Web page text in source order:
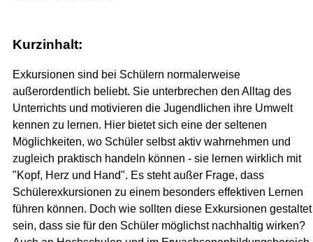
Kurzinhalt:
Exkursionen sind bei Schülern normalerweise
außerordentlich beliebt. Sie unterbrechen den Alltag des
Unterrichts und motivieren die Jugendlichen ihre Umwelt
kennen zu lernen. Hier bietet sich eine der seltenen
Möglichkeiten, wo Schüler selbst aktiv wahrnehmen und
zugleich praktisch handeln können - sie lernen wirklich mit
"Kopf, Herz und Hand". Es steht außer Frage, dass
Schülerexkursionen zu einem besonders effektiven Lernen
führen können. Doch wie sollten diese Exkursionen gestaltet
sein, dass sie für den Schüler möglichst nachhaltig wirken?